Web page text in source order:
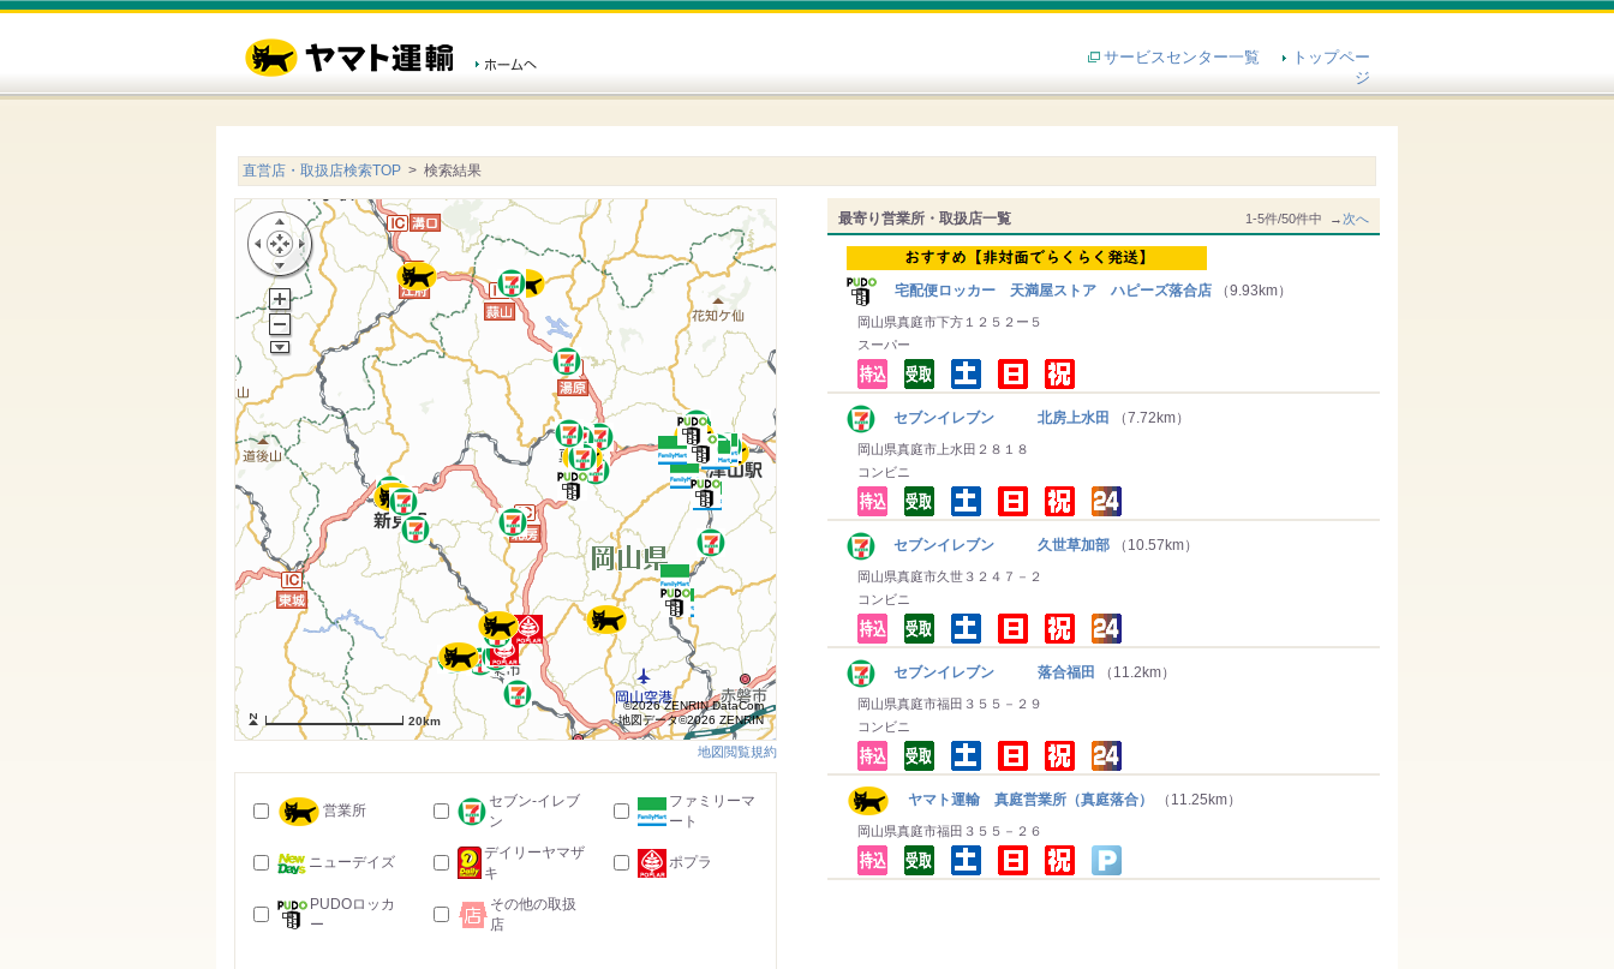
サービスセンター一覧
トップペー
ジ
直営店・取扱店検索TOP > 検索結果
最寄り営業所・取扱店一覧 1-5件/50件中 →次へ
宅配便ロッカー 天満屋ストア ハピーズ落合店 （9.93km）
岡山県真庭市下方１２５２ー５
スーパー
セブンイレブン 北房上水田 （7.72km）
岡山県真庭市上水田２８１８
コンビニ
セブンイレブン 久世草加部 （10.57km）
岡山県真庭市久世３２４７－２
コンビニ
セブンイレブン 落合福田 （11.2km）
岡山県真庭市福田３５５－２９
コンビニ
ヤマト運輸 真庭営業所（真庭落合） （11.25km）
岡山県真庭市福田３５５－２６
20km
©2026 ZENRIN DataCom
地図データ©2026 ZENRIN
地図閲覧規約
営業所
セブン-イレブ
ン
ファミリーマ
ート
ニューデイズ
デイリーヤマザ
キ
ポプラ
PUDOロッカ
ー
その他の取扱
店